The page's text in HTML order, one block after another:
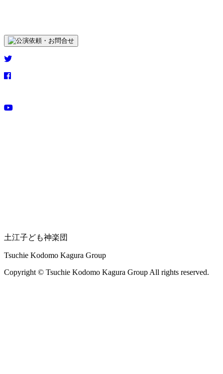
土江子ども神楽団
Tsuchie Kodomo Kagura Group
Copyright © Tsuchie Kodomo Kagura Group All rights reserved.